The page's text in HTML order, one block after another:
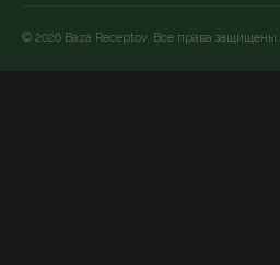
© 2026 Baza Receptov. Все права защищены.